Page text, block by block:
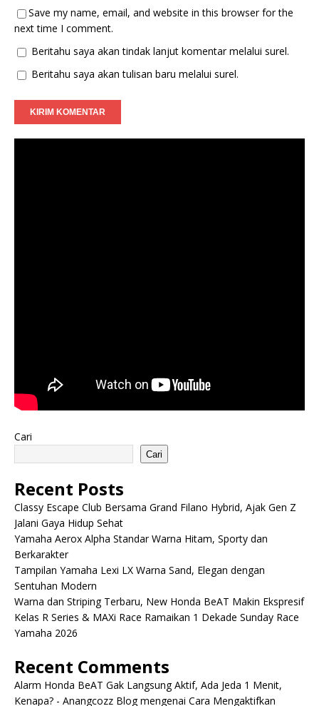
Save my name, email, and website in this browser for the
next time I comment.
Beritahu saya akan tindak lanjut komentar melalui surel.
Beritahu saya akan tulisan baru melalui surel.
Cari
Cari
Recent Posts
Classy Escape Club Bersama Grand Filano Hybrid, Ajak Gen Z
Jalani Gaya Hidup Sehat
Yamaha Aerox Alpha Standar Warna Hitam, Sporty dan
Berkarakter
Tampilan Yamaha Lexi LX Warna Sand, Elegan dengan
Sentuhan Modern
Warna dan Striping Terbaru, New Honda BeAT Makin Ekspresif
Kelas R Series & MAXi Race Ramaikan 1 Dekade Sunday Race
Yamaha 2026
Recent Comments
Alarm Honda BeAT Gak Langsung Aktif, Ada Jeda 1 Menit,
Kenapa? - Anangcozz Blogmengenai Cara Mengaktifkan